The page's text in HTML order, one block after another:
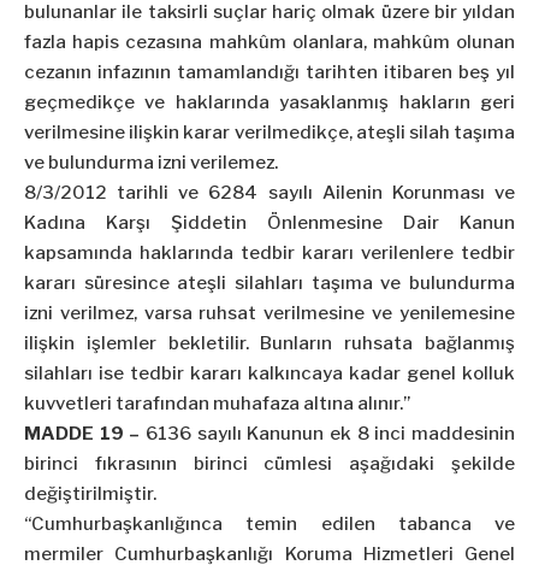
bulunanlar ile taksirli suçlar hariç olmak üzere bir yıldan
fazla hapis cezasına mahkûm olanlara, mahkûm olunan
cezanın infazının tamamlandığı tarihten itibaren beş yıl
geçmedikçe ve haklarında yasaklanmış hakların geri
verilmesine ilişkin karar verilmedikçe, ateşli silah taşıma
ve bulundurma izni verilemez.
8/3/2012 tarihli ve 6284 sayılı Ailenin Korunması ve
Kadına Karşı Şiddetin Önlenmesine Dair Kanun
kapsamında haklarında tedbir kararı verilenlere tedbir
kararı süresince ateşli silahları taşıma ve bulundurma
izni verilmez, varsa ruhsat verilmesine ve yenilemesine
ilişkin işlemler bekletilir. Bunların ruhsata bağlanmış
silahları ise tedbir kararı kalkıncaya kadar genel kolluk
kuvvetleri tarafından muhafaza altına alınır.”
MADDE 19 – 6136 sayılı Kanunun ek 8 inci maddesinin
birinci fıkrasının birinci cümlesi aşağıdaki şekilde
değiştirilmiştir.
“Cumhurbaşkanlığınca temin edilen tabanca ve
mermiler Cumhurbaşkanlığı Koruma Hizmetleri Genel